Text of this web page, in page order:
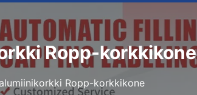
Ropp-korkkikone
Ropp-korkkikone